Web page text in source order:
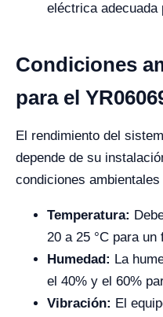
eléctrica adecuada
Condiciones
para el
El rendimiento del
depende de su
condiciones
Temperatura:
20 a 25 °C para un
Humedad: La
el 40% y el 60%
Vibración: El